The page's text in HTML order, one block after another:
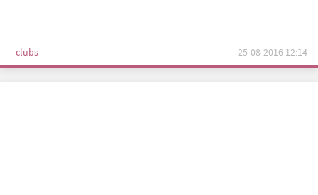
- clubs - 25-08-2016 12:14